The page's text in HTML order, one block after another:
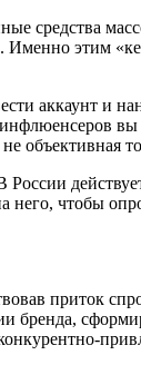
средства
Именно
аккаунт и
объективная
чтобы
приток